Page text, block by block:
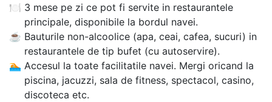
🍽 3 mese pe zi ce pot fi servite in restaurantele
principale, disponibile la bordul navei.
☕ Bauturile non-alcoolice (apa, ceai, cafea, sucuri) in
restaurantele de tip bufet (cu autoservire).
🏊‍ Accesul la toate facilitatile navei. Mergi oricand la
piscina, jacuzzi, sala de fitness, spectacol, casino,
discoteca etc.